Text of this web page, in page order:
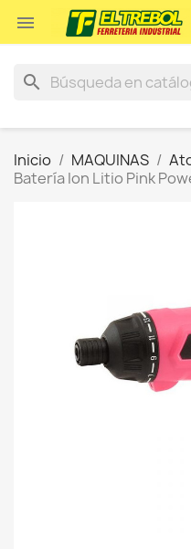

search
Inicio MAQUINAS
Batería Ion Litio Pink